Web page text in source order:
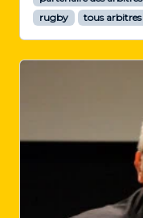
rugby
tous arbitres